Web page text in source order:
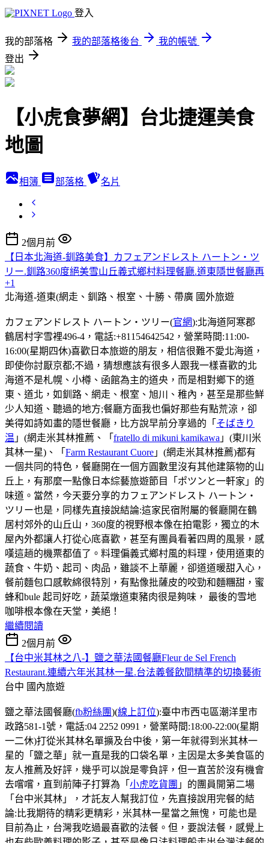
登入
我的部落格 我的部落格後台
我的帳號
登出
【小虎食夢網】台北捷運美食
地圖
相簿 部落格 名片
2個月前
【日本北海道-釧路美食】カフェアンドレスト ハートン・ツ
リー.釧路360度絕美雪山丘義式鄉村料理餐廳.道東隱世餐廳再
+1
北海道-道東(網走、釧路、根室、十勝、帶廣 國外旅遊
カフェアンドレスト ハートン・ツリー(官網):北海道阿寒郡
鶴居村字雪裡496-4，電話:+81154642542，營業時間:11:00-
16:00(星期四休)喜歡日本旅遊的朋友，相信很難不愛北海道，
即使你討厭京都;不過，猜想應該有很多人跟我一樣喜歡的北
海道不是札幌、小樽、函館為主的道央，而是相對鄉下的道
東、道北，如釧路、網走、根室、旭川、稚內，甚至是那些鮮
少人知道、聽過的地方;餐廳方面我也偏好那些有點荒涼，卻
美得如詩如畫的隱世餐廳，比方說早前分享過的「 そばきり
温 」(網走米其林推薦、「 fratello di mikuni kamikawa 」(東川米
其林一星)、「 Farm Restaurant Cuore 」(網走米其林推薦)都有
一個共同的特色，餐廳開在一個方圓數里沒有其他建築物的山
丘上，有那麼一點像日本綜藝旅遊節目「ポツンと一軒家」的
味道。當然，今天要分享的カフェアンドレスト ハートン・
ツリー也是，同樣先直接說結論:這家民宿附屬的餐廳開在鶴
居村郊外的山丘山，360度的視野根本像在拍電影，獨立的木
屋內外都讓人打從心底喜歡，甚至有團員看著四周的風景，感
嘆這趟的機票都值了。料理偏義式鄉村風的料理，使用道東的
蔬食、牛奶、起司、肉品，雖談不上華麗，卻道道暖甜入心，
餐前麵包口感軟綿很特別，有點像批薩皮的咬勁和麵糰甜，蜜
蜂和bule 起司好吃，蔬菜燉道東豬肉很是夠味， 最後的雪地
咖啡根本像在天堂，美絕！
繼續閱讀
2個月前
【台中米其林之八-】鹽之華法國餐廳Fleur de Sel French
Restaurant.連續六年米其林一星.台法義餐飲間精準的切換藝術
台中 國內旅遊
鹽之華法國餐廳(fb粉絲團)(線上訂位):臺中市西屯區潮洋里市
政路581-1號，電話:04 2252 0991，營業時間:18:00-22:00(星期
一二休)打從米其林名單擴及台中後，第一年就得到米其林一
星的「鹽之華」就一直是我的口袋名單，主因是太多美食區的
友人推薦及好評，幾乎可以說是零負評，但一直苦於沒有機會
去嚐嚐，直到前陣子打算為「 小虎吃貨團 」的團員開第二場
「台中米其林」，才託友人幫我訂位，先直接說用完餐的結
論:比我期待的精彩更精彩，米其林一星當之無愧，可能也是
目前為止，台灣我吃過最喜歡的法餐。但，要說法餐，感覺上